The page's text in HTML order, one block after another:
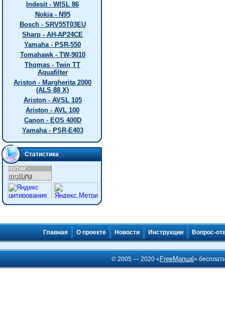
Indesit - WISL 86
Nokia - N95
Bosch - SRV55T03EU
Sharp - AH-AP24CE
Yamaha - PSR-550
Tomahawk - TW-9010
Thomas - Twin TT
Aquafilter
Ariston - Margherita 2000
(ALS 88 X)
Ariston - AVSL 105
Ariston - AVL 100
Canon - EOS 400D
Yamaha - PSR-E403
Статистика
Главная О проекте Новости Инструкции Вопрос-
© 2005 — 2020 « FreeManual»